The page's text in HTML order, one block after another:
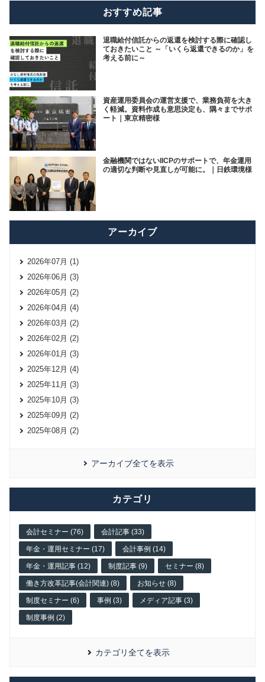
おすすめ記事
退職給付信託からの返還を検討する際に確認し
ておきたいこと ～「いくら返還できるのか」を
考える前に～
資産運用委員会の運営支援で、業務負荷を大き
く軽減。資料作成も意思決定も、隅々までサポ
ート｜東京精密様
金融機関ではないIICPのサポートで、年金運用
の適切な判断や見直しが可能に。｜日鉄環境様
アーカイブ
2026年07月 (1)
2026年06月 (3)
2026年05月 (2)
2026年04月 (4)
2026年03月 (2)
2026年02月 (2)
2026年01月 (3)
2025年12月 (4)
2025年11月 (3)
2025年10月 (3)
2025年09月 (2)
2025年08月 (2)
アーカイブ全てを表示
カテゴリ
会計セミナー (76) 会計記事 (33)
年金・運用セミナー (17) 会計事例 (14)
年金・運用記事 (12) 制度記事 (9) セミナー (8)
働き方改革記事(会計関連) (8) お知らせ (8)
制度セミナー (6) 事例 (3) メディア記事 (3)
制度事例 (2)
カテゴリ全てを表示